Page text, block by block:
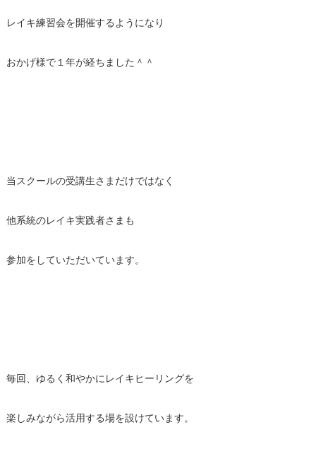
レイキ練習会を開催するようになり
おかげ様で１年が経ちました＾＾
当スクールの受講生さまだけではなく
他系統のレイキ実践者さまも
参加をしていただいています。
毎回、ゆるく和やかにレイキヒーリングを
楽しみながら活用する場を設けています。